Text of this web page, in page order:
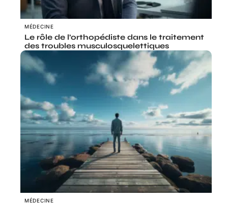
MÉDECINE
Le rôle de l’orthopédiste dans le traitement
des troubles musculosquelettiques
MÉDECINE